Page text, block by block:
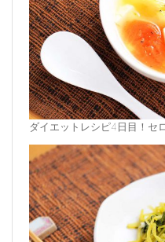
ダイエットレシピ4日目！セ